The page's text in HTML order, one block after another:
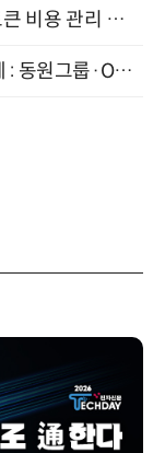
"AI 핀옵스 실전 세미나: 폭증하는 AI 토큰 비용 관리 전략" 8월 21일 개최
B2B에서 B2C까지, 현장 실제 운영사례 : 동원그룹·OCI·다이닝브랜즈그룹·당근 (8/27)